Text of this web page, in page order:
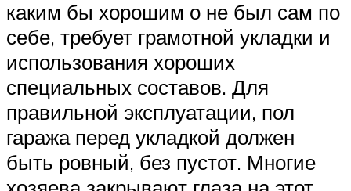
каким бы хорошим о не был сам по
себе, требует грамотной укладки и
использования хороших
специальных составов. Для
правильной эксплуатации, пол
гаража перед укладкой должен
быть ровный, без пустот. Многие